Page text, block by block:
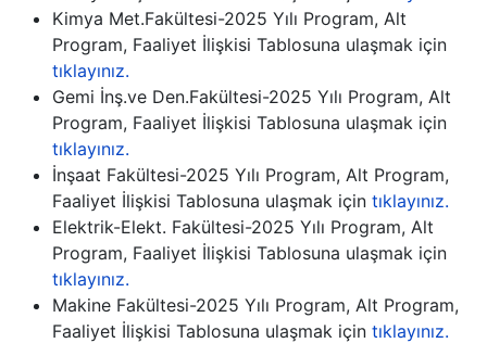
Kimya Met.Fakültesi-2025 Yılı Program, Alt
Program, Faaliyet İlişkisi Tablosuna ulaşmak için
tıklayınız.
Gemi İnş.ve Den.Fakültesi-2025 Yılı Program, Alt
Program, Faaliyet İlişkisi Tablosuna ulaşmak için
tıklayınız.
İnşaat Fakültesi-2025 Yılı Program, Alt Program,
Faaliyet İlişkisi Tablosuna ulaşmak için tıklayınız.
Elektrik-Elekt. Fakültesi-2025 Yılı Program, Alt
Program, Faaliyet İlişkisi Tablosuna ulaşmak için
tıklayınız.
Makine Fakültesi-2025 Yılı Program, Alt Program,
Faaliyet İlişkisi Tablosuna ulaşmak için tıklayınız.